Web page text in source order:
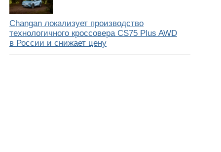
Changan локализует производство
технологичного кроссовера CS75 Plus AWD
в России и снижает цену